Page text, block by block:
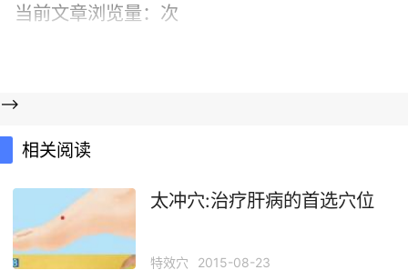
当前文章浏览量： 次
-->
相关阅读
太冲穴:治疗肝病的首选穴位
特效穴 2015-08-23